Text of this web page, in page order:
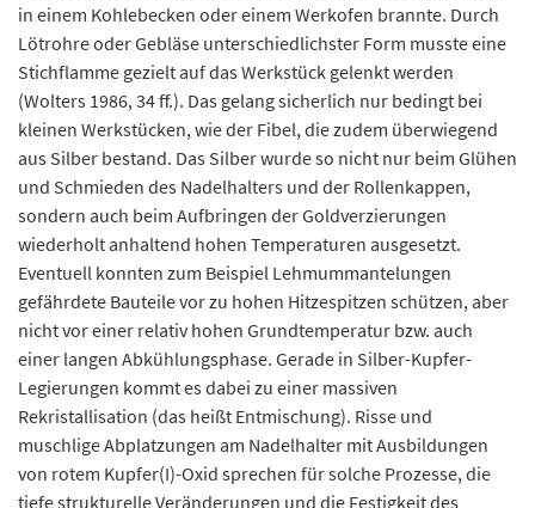
in einem Kohlebecken oder einem Werkofen brannte. Durch
Lötrohre oder Gebläse unterschiedlichster Form musste eine
Stichflamme gezielt auf das Werkstück gelenkt werden
(Wolters 1986, 34 ff.). Das gelang sicherlich nur bedingt bei
kleinen Werkstücken, wie der Fibel, die zudem überwiegend
aus Silber bestand. Das Silber wurde so nicht nur beim Glühen
und Schmieden des Nadelhalters und der Rollenkappen,
sondern auch beim Aufbringen der Goldverzierungen
wiederholt anhaltend hohen Temperaturen ausgesetzt.
Eventuell konnten zum Beispiel Lehmummantelungen
gefährdete Bauteile vor zu hohen Hitzespitzen schützen, aber
nicht vor einer relativ hohen Grundtemperatur bzw. auch
einer langen Abkühlungsphase. Gerade in Silber-Kupfer-
Legierungen kommt es dabei zu einer massiven
Rekristallisation (das heißt Entmischung). Risse und
muschlige Abplatzungen am Nadelhalter mit Ausbildungen
von rotem Kupfer(I)-Oxid sprechen für solche Prozesse, die
tiefe strukturelle Veränderungen und die Festigkeit des